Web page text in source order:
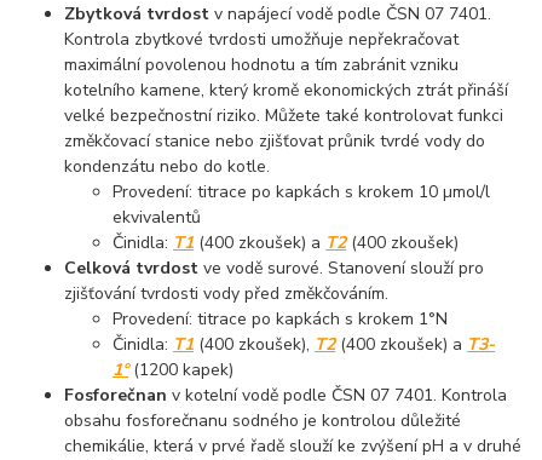
Zbytková tvrdost v napájecí vodě podle ČSN 07 7401.
Kontrola zbytkové tvrdosti umožňuje nepřekračovat
maximální povolenou hodnotu a tím zabránit vzniku
kotelního kamene, který kromě ekonomických ztrát přináší
velké bezpečnostní riziko. Můžete také kontrolovat funkci
změkčovací stanice nebo zjišťovat průnik tvrdé vody do
kondenzátu nebo do kotle.
Provedení: titrace po kapkách s krokem 10 µmol/l
ekvivalentů
Činidla: T1 (400 zkoušek) a T2(400 zkoušek)
Celková tvrdost ve vodě surové. Stanovení slouží pro
zjišťování tvrdosti vody před změkčováním.
Provedení: titrace po kapkách s krokem 1°N
Činidla: T1 (400 zkoušek), T2(400 zkoušek) a T3-
1°(1200 kapek)
Fosforečnan v kotelní vodě podle ČSN 07 7401. Kontrola
obsahu fosforečnanu sodného je kontrolou důležité
chemikálie, která v prvé řadě slouží ke zvýšení pH a v druhé